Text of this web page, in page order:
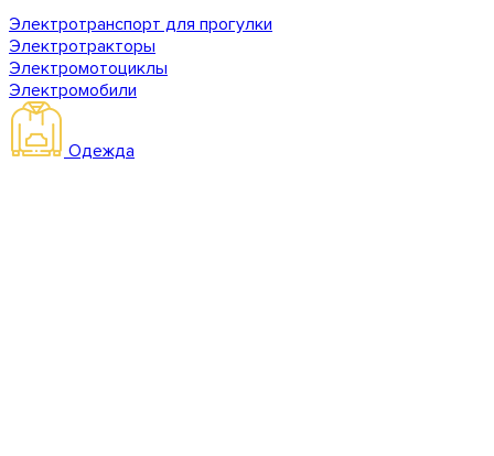
Электротранспорт для прогулки
Электротракторы
Электромотоциклы
Электромобили
Одежда